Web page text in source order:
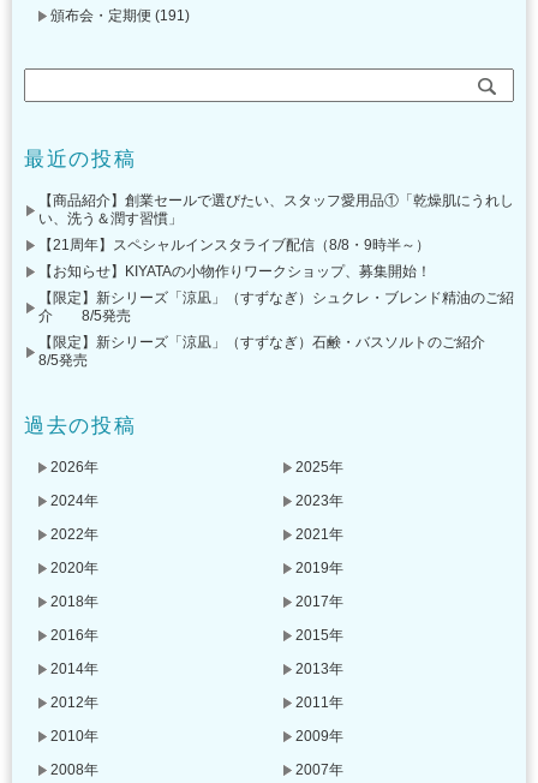
頒布会・定期便 (191)
最近の投稿
【商品紹介】創業セールで選びたい、スタッフ愛用品①「乾燥肌にうれし
い、洗う＆潤す習慣」
【21周年】スペシャルインスタライブ配信（8/8・9時半～）
【お知らせ】KIYATAの小物作りワークショップ、募集開始！
【限定】新シリーズ「涼凪」（すずなぎ）シュクレ・ブレンド精油のご紹
介 8/5発売
【限定】新シリーズ「涼凪」（すずなぎ）石鹸・バスソルトのご紹介
8/5発売
過去の投稿
2026年
2025年
2024年
2023年
2022年
2021年
2020年
2019年
2018年
2017年
2016年
2015年
2014年
2013年
2012年
2011年
2010年
2009年
2008年
2007年